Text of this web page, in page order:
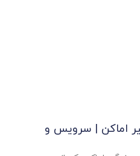
اماکن | سرویس و